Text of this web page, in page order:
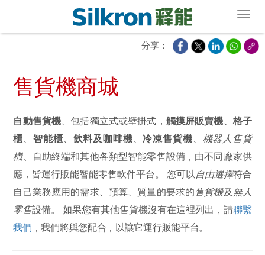
分享：
售貨機商城
自動售貨機、包括獨立式或壁掛式， 觸摸屏販賣機、 格子
櫃、智能櫃、 飲料及咖啡機、冷凍售貨機、 機器人售貨
機、自助終端和其他各類型智能零售設備，由不同廠家供
應，皆運行販能智能零售軟件平台。 您可以自由選擇符合
自己業務應用的需求、預算、質量的要求的售貨機及 無人
零售設備。 如果您有其他售貨機沒有在這裡列出，請聯繫
我們 ，我們將與您配合，以讓它運行販能平台。